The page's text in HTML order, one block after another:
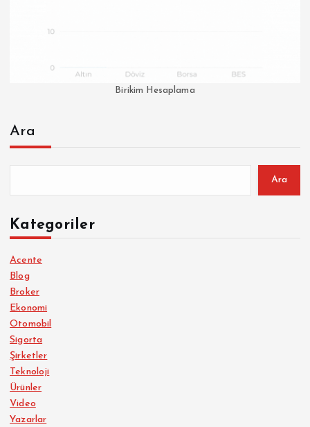
Birikim Hesaplama
Ara
Ara
Kategoriler
Acente
Blog
Broker
Ekonomi
Otomobil
Sigorta
Şirketler
Teknoloji
Ürünler
Video
Yazarlar